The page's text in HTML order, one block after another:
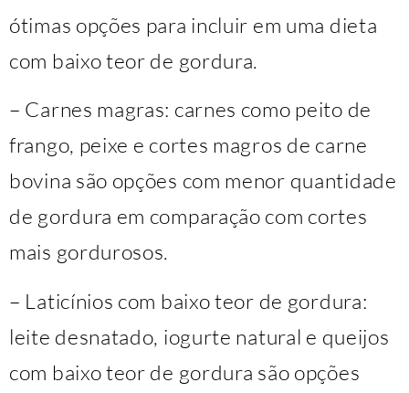
ótimas opções para incluir em uma dieta
com baixo teor de gordura.
– Carnes magras: carnes como peito de
frango, peixe e cortes magros de carne
bovina são opções com menor quantidade
de gordura em comparação com cortes
mais gordurosos.
– Laticínios com baixo teor de gordura:
leite desnatado, iogurte natural e queijos
com baixo teor de gordura são opções